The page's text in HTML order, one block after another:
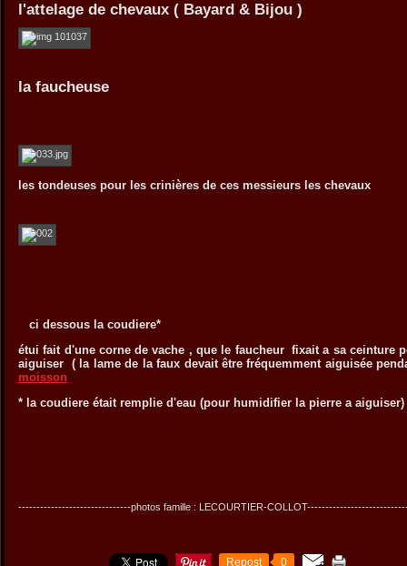
l'attelage de chevaux ( Bayard & Bijou )
la faucheuse
les tondeuses pour les crinières de ces messieurs les chevaux
ci dessous la coudiere*
étui fait d'une corne de vache , que le faucheur fixait a sa ceinture
aiguiser ( la lame de la faux devait être fréquemment aiguisée
moisson
* la coudiere était remplie d'eau (pour humidifier la pierre a aiguiser)
-------------------------------photos famille : LECOURTIER-
Repost 0